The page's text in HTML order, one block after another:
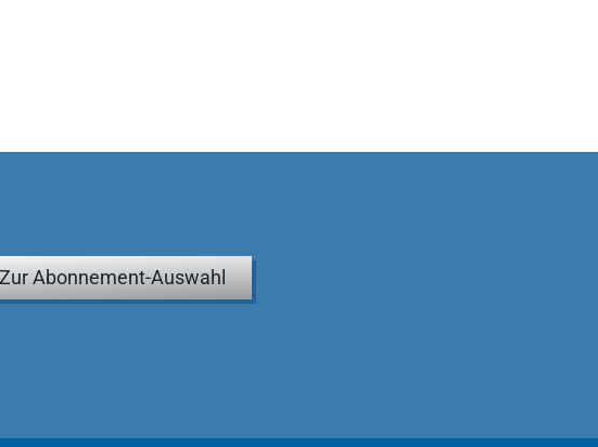
Zur Abonnement-Auswahl